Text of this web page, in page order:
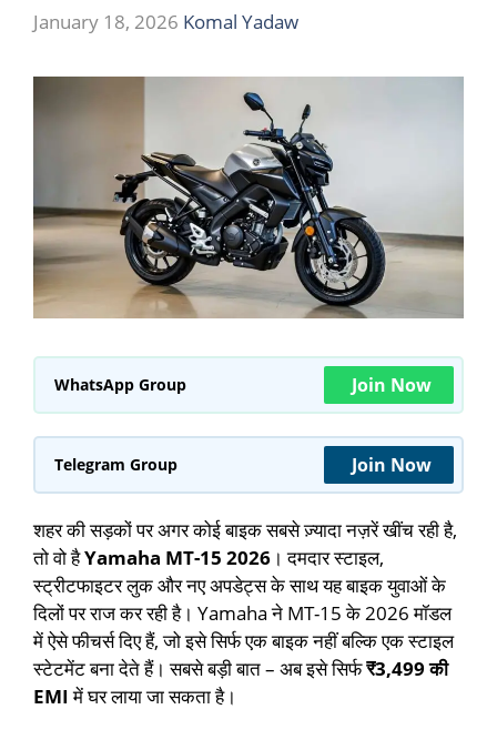
January 18, 2026 Komal Yadaw
WhatsApp Group Join Now
Telegram Group Join Now
शहर की सड़कों पर अगर कोई बाइक सबसे ज़्यादा नज़रें खींच रही है,
तो वो हैYamaha MT-15 2026 । दमदार स्टाइल,
स्ट्रीटफाइटर लुक और नए अपडेट्स के साथ यह बाइक युवाओं के
दिलों पर राज कर रही है। Yamaha ने MT-15 के 2026 मॉडल
में ऐसे फीचर्स दिए हैं, जो इसे सिर्फ एक बाइक नहीं बल्कि एक स्टाइल
स्टेटमेंट बना देते हैं। सबसे बड़ी बात – अब इसे सिर्फ₹3,499 की
EMIमें घर लाया जा सकता है।